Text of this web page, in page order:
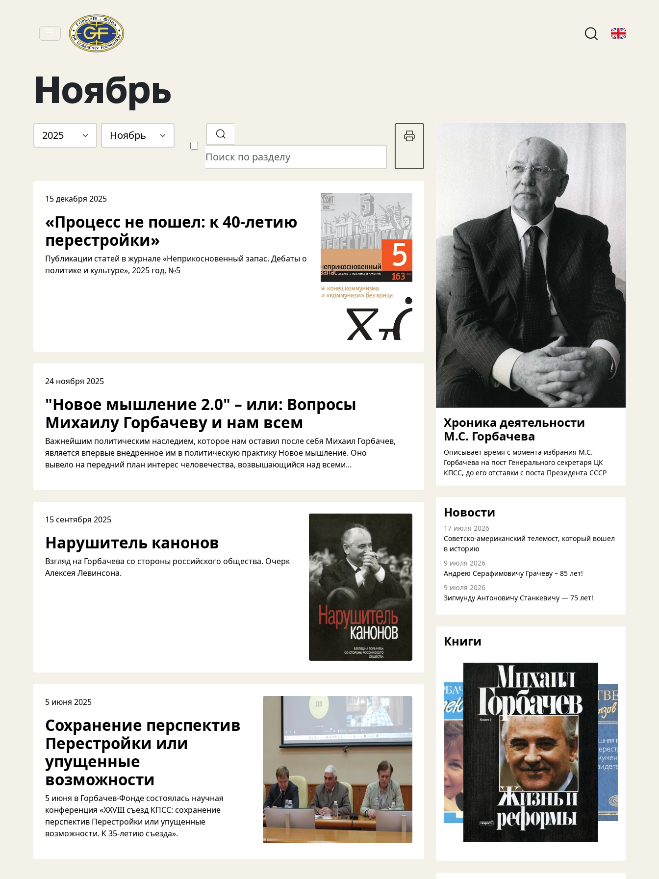
Ноябрь
2025 Ноябрь
15 декабря 2025
«Процесс не пошел: к 40-летию
перестройки»
Публикации статей в журнале «Неприкосновенный запас. Дебаты о
политике и культуре», 2025 год, №5
24 ноября 2025
"Новое мышление 2.0" – или: Вопросы
Михаилу Горбачеву и нам всем
Важнейшим политическим наследием, которое нам оставил после себя Михаил Горбачев,
является впервые внедрённое им в политическую практику Новое мышление. Оно
вывело на передний план интерес человечества, возвышающийся над всеми...
15 сентября 2025
Нарушитель канонов
Взгляд на Горбачева со стороны российского общества. Очерк
Алексея Левинсона.
5 июня 2025
Cохранение перспектив
Перестройки или
упущенные
возможности
5 июня в Горбачев-Фонде состоялась научная
конференция «XXVIII съезд КПСС: сохранение
перспектив Перестройки или упущенные
возможности. К 35-летию съезда».
Хроника деятельности
М.С. Горбачева
Описывает время с момента избрания М.С.
Горбачева на пост Генерального секретаря ЦК
КПСС, до его отставки с поста Президента СССР
Новости
17 июля 2026
Советско-американский телемост, который вошел
в историю
9 июля 2026
Андрею Серафимовичу Грачеву – 85 лет!
9 июля 2026
Зигмунду Антоновичу Станкевичу — 75 лет!
Книги